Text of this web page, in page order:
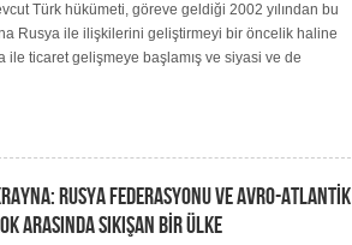
Türk hükümeti, göreve geldiği 2002 yılından bu
Rusya ile ilişkilerini geliştirmeyi bir öncelik haline
ile ticaret gelişmeye başlamış ve siyasi ve de
RUSYA FEDERASYONU VE AVRO-ATLANTİK
ARASINDA SIKIŞAN BİR ÜLKE